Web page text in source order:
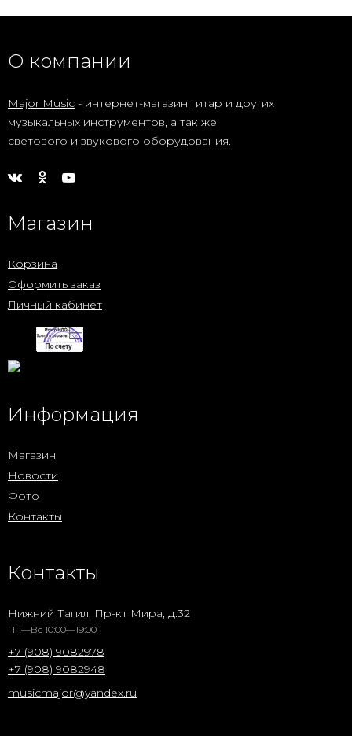
О компании
Major Music - интернет-магазин гитар и других
музыкальных инструментов, а так же
светового и звукового оборудования.
Магазин
Корзина
Оформить заказ
Личный кабинет
Информация
Магазин
Новости
Фото
Контакты
Контакты
Нижний Тагил, Пр-кт Мира, д.32
Пн—Вс 10:00—19:00
+7 (908) 9082978
+7 (908) 9082948
musicmajor@yandex.ru